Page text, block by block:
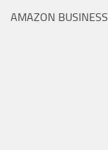
AMAZON BUSINESS